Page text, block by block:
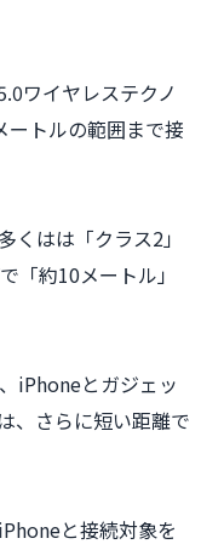
ワイヤレステクノ
ートルの範囲まで接
くはは「クラス2」
「約10メートル」
iPhoneとガジェッ
、さらに短い距離で
と接続対象を